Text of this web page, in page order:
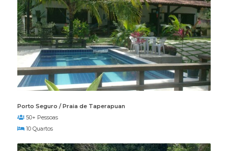
Porto Seguro / Praia de Taperapuan
50+ Pessoas
10 Quartos